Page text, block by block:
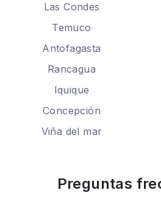
Las Condes
Temuco
Antofagasta
Rancagua
Iquique
Concepción
Viña del mar
Preguntas